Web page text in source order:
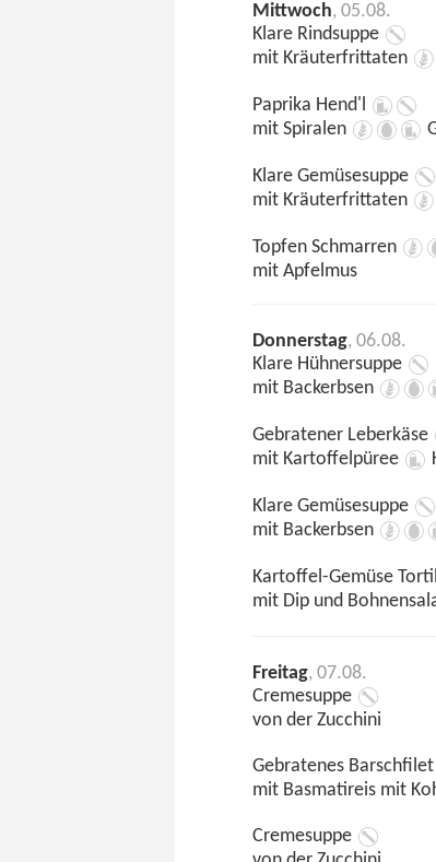
Mittwoch, 05.08.
Klare Rindsuppe
mit Kräuterfrittaten
Paprika Hend'l
mit Spiralen
Klare Gemüsesuppe
mit Kräuterfrittaten
Topfen Schmarren
mit Apfelmus
Donnerstag, 06.08.
Klare Hühnersuppe
mit Backerbsen
Gebratener Leberkäse
mit Kartoffelpüree
Klare Gemüsesuppe
mit Backerbsen
Kartoffel-Gemüse
mit Dip und
Freitag, 07.08.
Cremesuppe
von der Zucchini
Gebratenes Barschfilet
mit Basmatireis mit
Cremesuppe